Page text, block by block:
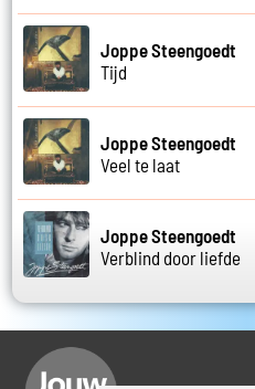
Joppe Steengoedt
Tijd
Joppe Steengoedt
Veel te laat
Joppe Steengoedt
Verblind door liefde